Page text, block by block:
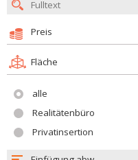
Preis
Fläche
alle
Realitätenbüro
Privatinsertion